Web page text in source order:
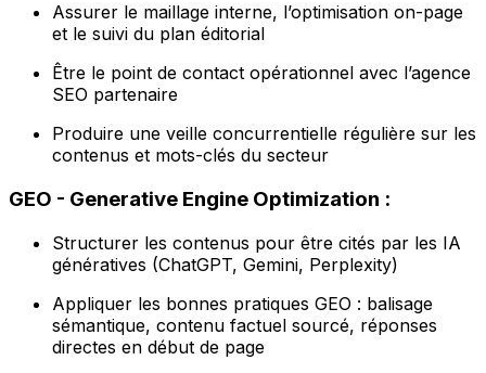
Assurer le maillage interne, l’optimisation on-page
et le suivi du plan éditorial
Être le point de contact opérationnel avec l’agence
SEO partenaire
Produire une veille concurrentielle régulière sur les
contenus et mots-clés du secteur
GEO - Generative Engine Optimization :
Structurer les contenus pour être cités par les IA
génératives (ChatGPT, Gemini, Perplexity)
Appliquer les bonnes pratiques GEO : balisage
sémantique, contenu factuel sourcé, réponses
directes en début de page